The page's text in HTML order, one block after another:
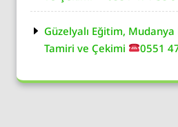
Güzelyalı Eğitim,
Tamiri ve Çekimi
0551